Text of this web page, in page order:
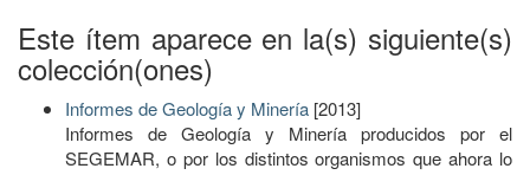
Este ítem aparece en la(s) siguiente(s)
colección(ones)
Informes de Geología y Minería [2013]
Informes de Geología y Minería producidos por el
SEGEMAR, o por los distintos organismos que ahora lo